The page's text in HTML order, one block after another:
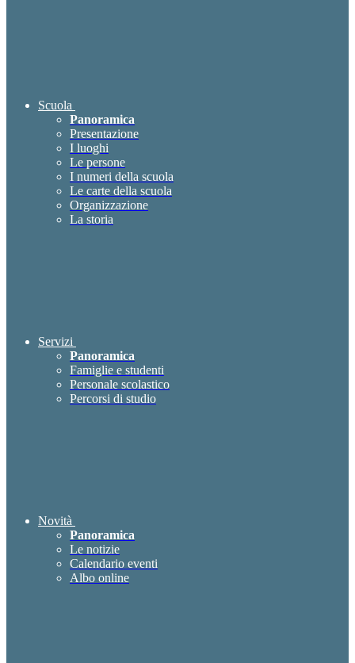
Scuola
Panoramica
Presentazione
I luoghi
Le persone
I numeri della scuola
Le carte della scuola
Organizzazione
La storia
Servizi
Panoramica
Famiglie e studenti
Personale scolastico
Percorsi di studio
Novità
Panoramica
Le notizie
Calendario eventi
Albo online